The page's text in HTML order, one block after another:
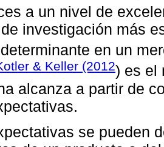
a un nivel de
investigación más
en un
& Keller (2012) es el
alcanza a partir de
se pueden